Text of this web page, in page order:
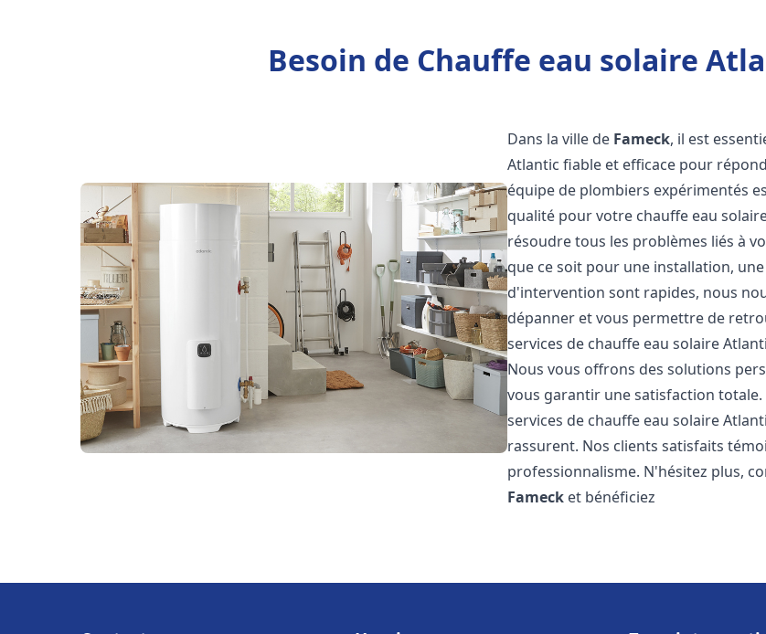
Besoin de Chauffe eau solaire
Dans la ville de Fameck, il est
Atlantic fiable et efficace pour
équipe de plombiers expérimentés
qualité pour votre chauffe eau
résoudre tous les problèmes liés à
que ce soit pour une installation,
d'intervention sont rapides, nous
dépanner et vous permettre de
services de chauffe eau solaire
Nous vous offrons des solutions
vous garantir une satisfaction totale.
services de chauffe eau solaire
rassurent. Nos clients satisfaits
professionnalisme. N'hésitez plus,
Fameck et bénéficiez